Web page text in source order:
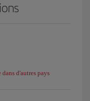
d'autres pays